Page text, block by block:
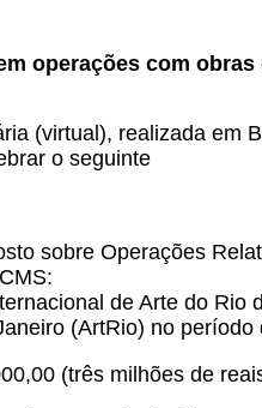
operações com
(virtual), realizada em
o seguinte
sobre Operações
de Arte do Rio
(ArtRio) no
(três milhões de